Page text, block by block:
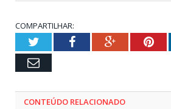
COMPARTILHAR:
TwitterFacebookGoogle+
Email
CONTEÚDO RELACIONADO